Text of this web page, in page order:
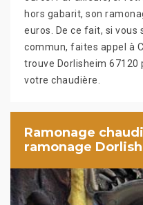
hors gabarit, son
euros. De ce fait, si vous
commun, faites appel à
trouve Dorlisheim 67120
votre chaudière.
Ramonage
ramonage